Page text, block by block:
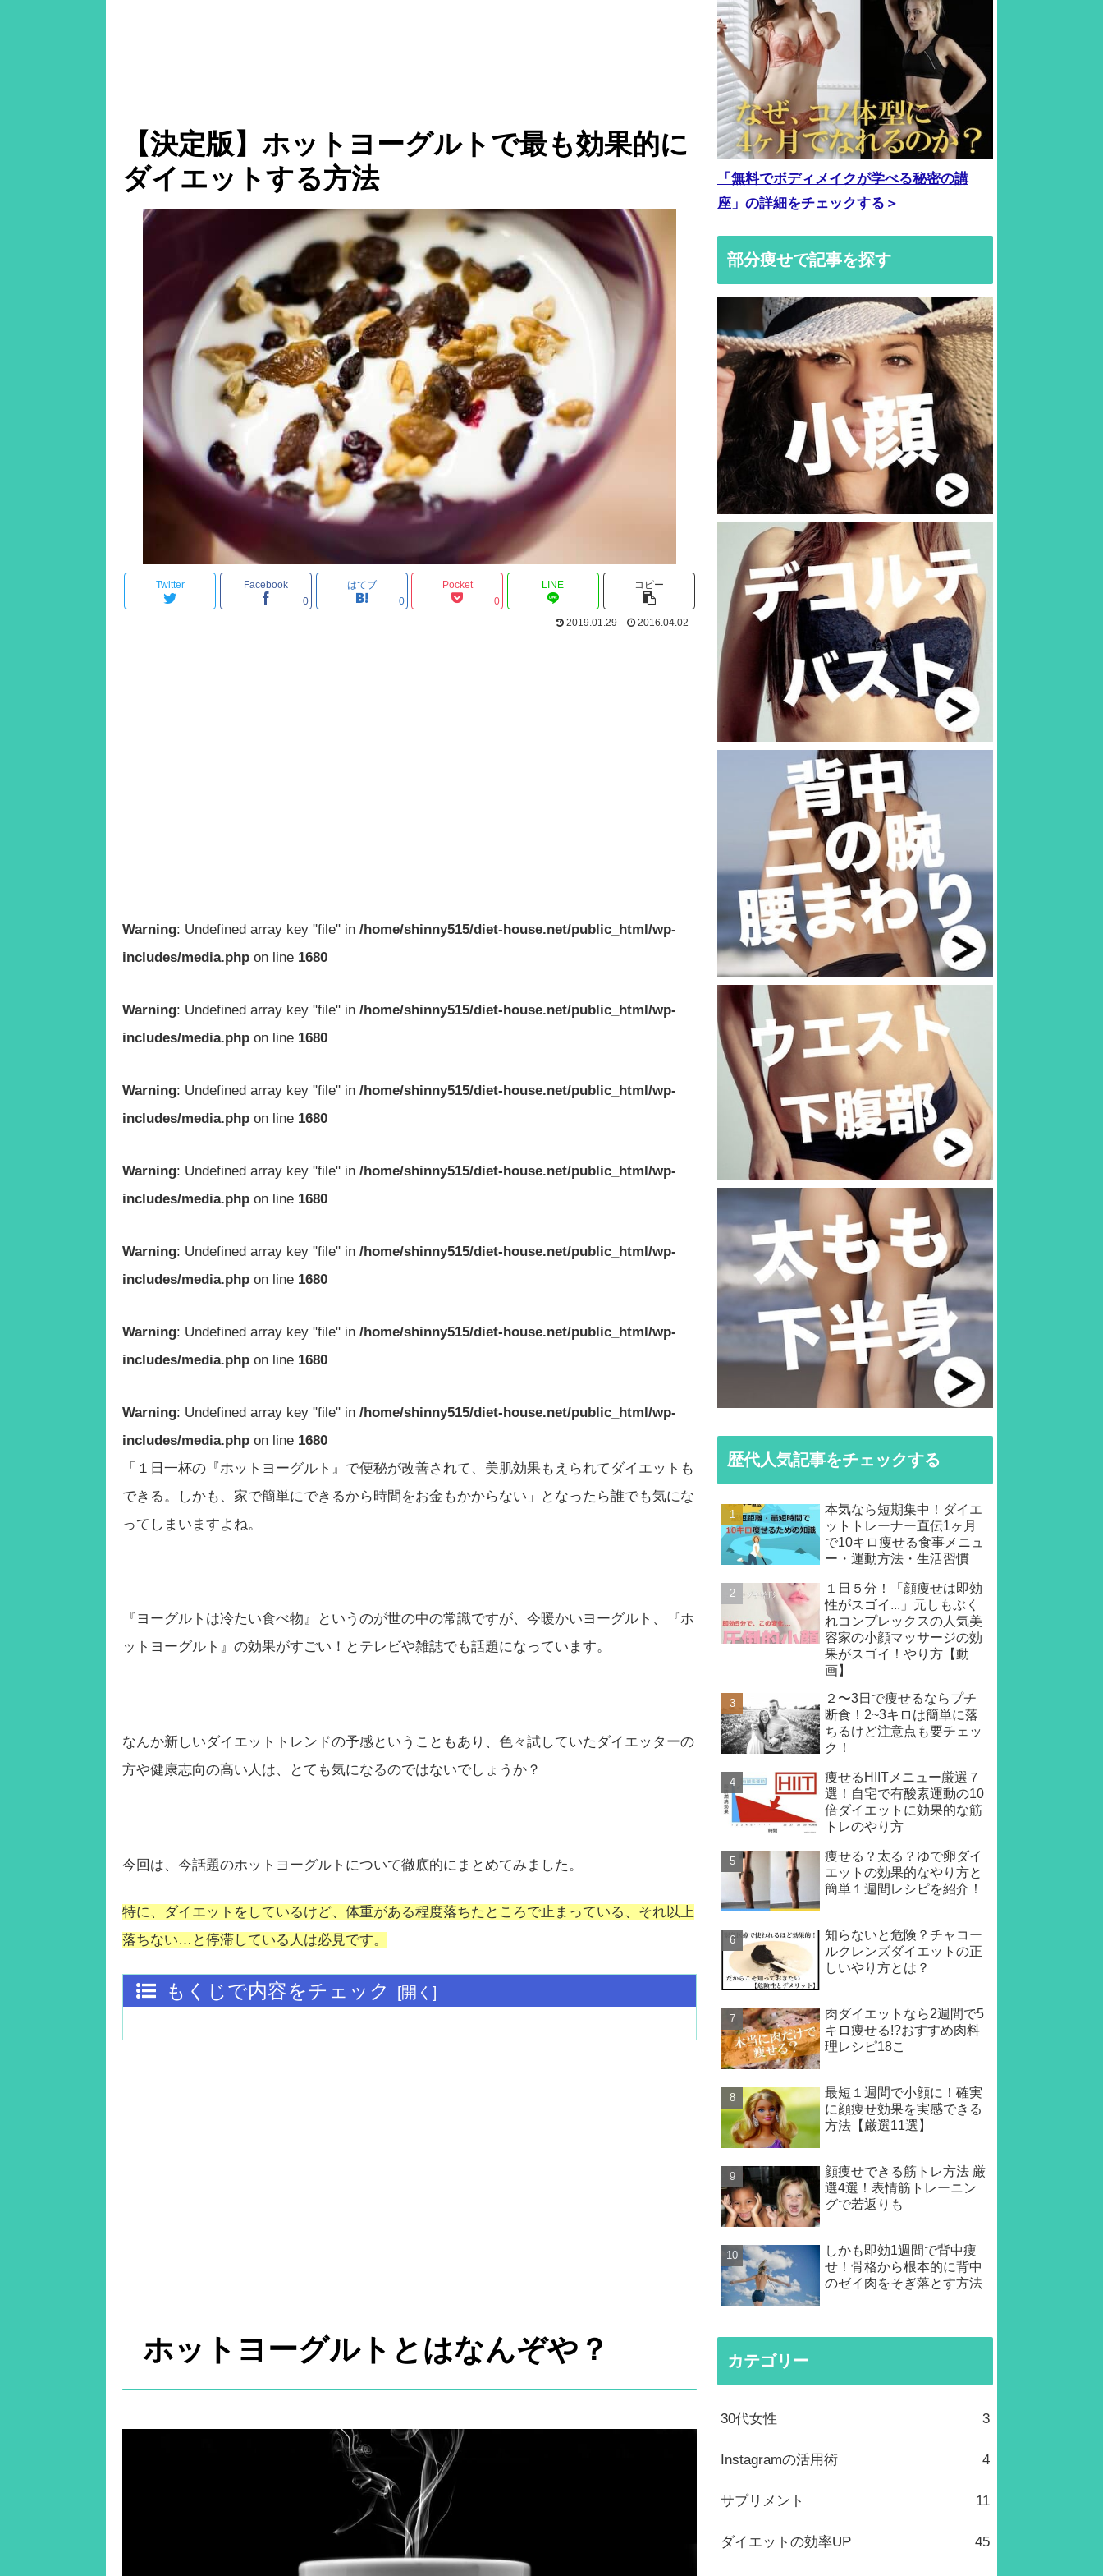
【決定版】ホットヨーグルトで最も効果的に
ダイエットする方法
Twitter
Facebook
0
はてブ
0
Pocket
0
LINE コピー
2019.01.29 2016.04.02
Warning: Undefined array key "file" in /home/shinny515/diet-house.net/public_html/wp-
includes/media.php on line 1680
Warning: Undefined array key "file" in /home/shinny515/diet-house.net/public_html/wp-
includes/media.php on line 1680
Warning: Undefined array key "file" in /home/shinny515/diet-house.net/public_html/wp-
includes/media.php on line 1680
Warning: Undefined array key "file" in /home/shinny515/diet-house.net/public_html/wp-
includes/media.php on line 1680
Warning: Undefined array key "file" in /home/shinny515/diet-house.net/public_html/wp-
includes/media.php on line 1680
Warning: Undefined array key "file" in /home/shinny515/diet-house.net/public_html/wp-
includes/media.php on line 1680
Warning: Undefined array key "file" in /home/shinny515/diet-house.net/public_html/wp-
includes/media.php on line 1680
「１日一杯の『ホットヨーグルト』で便秘が改善されて、美肌効果もえられてダイエットも
できる。しかも、家で簡単にできるから時間をお金もかからない」となったら誰でも気にな
ってしまいますよね。
『ヨーグルトは冷たい食べ物』というのが世の中の常識ですが、今暖かいヨーグルト、『ホ
ットヨーグルト』の効果がすごい！とテレビや雑誌でも話題になっています。
なんか新しいダイエットトレンドの予感ということもあり、色々試していたダイエッターの
方や健康志向の高い人は、とても気になるのではないでしょうか？
今回は、今話題のホットヨーグルトについて徹底的にまとめてみました。
特に、ダイエットをしているけど、体重がある程度落ちたところで止まっている、それ以上
落ちない…と停滞している人は必見です。
もくじで内容をチェック
ホットヨーグルトとはなんぞや？
「無料でボディメイクが学べる秘密の講
座」の詳細をチェックする＞
部分痩せで記事を探す
歴代人気記事をチェックする
本気なら短期集中！ダイエ
ットトレーナー直伝1ヶ月
で10キロ痩せる食事メニュ
ー・運動方法・生活習慣
１日５分！「顔痩せは即効
性がスゴイ...」元しもぶく
れコンプレックスの人気美
容家の小顔マッサージの効
果がスゴイ！やり方【動
画】
２〜3日で痩せるならプチ
断食！2~3キロは簡単に落
ちるけど注意点も要チェッ
ク！
痩せるHIITメニュー厳選７
選！自宅で有酸素運動の10
倍ダイエットに効果的な筋
トレのやり方
痩せる？太る？ゆで卵ダイ
エットの効果的なやり方と
簡単１週間レシピを紹介！
知らないと危険？チャコー
ルクレンズダイエットの正
しいやり方とは？
肉ダイエットなら2週間で5
キロ痩せる!?おすすめ肉料
理レシピ18こ
最短１週間で小顔に！確実
に顔痩せ効果を実感できる
方法【厳選11選】
顔痩せできる筋トレ方法 厳
選4選！表情筋トレーニン
グで若返りも
しかも即効1週間で背中痩
せ！骨格から根本的に背中
のゼイ肉をそぎ落とす方法
カテゴリー
30代女性 3
Instagramの活用術 4
サプリメント 11
ダイエットの効率UP 45